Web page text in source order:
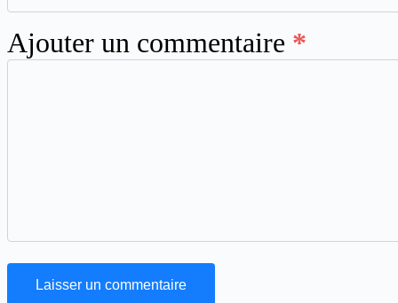
Ajouter un commentaire *
Laisser un commentaire